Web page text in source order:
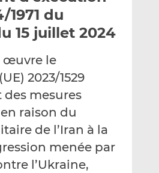
e
r
p
r
e
m
i
l
g
e
r
u
r
L
n
k
e
d
g
e
r
u
r
F
c
e
b
o
1971 du
15 juillet 2024
œuvre le
2023/1529
mesures
raison du
de l’Iran à la
menée par
l’Ukraine,